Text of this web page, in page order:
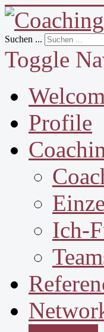
Suchen ...
Toggle
Profile
Ich-